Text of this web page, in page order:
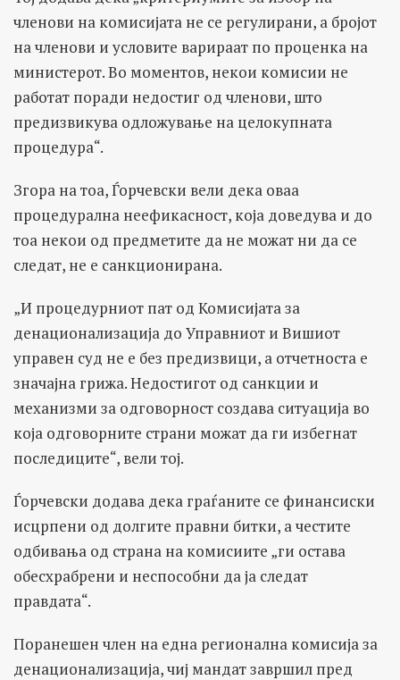
членови на комисијата не се регулирани, а бројот
на членови и условите варираат по проценка на
министерот. Во моментов, некои комисии не
работат поради недостиг од членови, што
предизвикува одложување на целокупната
процедура“.
Згора на тоа, Ѓорчевски вели дека оваа
процедурална неефикасност, која доведува и до
тоа некои од предметите да не можат ни да се
следат, не е санкционирана.
„И процедурниот пат од Комисијата за
денационализација до Управниот и Вишиот
управен суд не е без предизвици, а отчетноста е
значајна грижа. Недостигот од санкции и
механизми за одговорност создава ситуација во
која одговорните страни можат да ги избегнат
последиците“, вели тој.
Ѓорчевски додава дека граѓаните се финансиски
исцрпени од долгите правни битки, а честите
одбивања од страна на комисиите „ги остава
обесхрабрени и неспособни да ја следат
правдата“.
Поранешен член на една регионална комисија за
денационализација, чиј мандат завршил пред